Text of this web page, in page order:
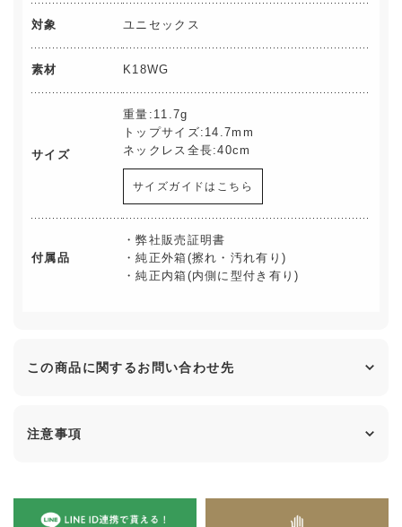
対象 ユニセックス
素材 K18WG
サイズ
重量:11.7g
トップサイズ:14.7mm
ネックレス全長:40cm
サイズガイドはこちら
付属品
・弊社販売証明書
・純正外箱(擦れ・汚れ有り)
・純正内箱(内側に型付き有り)
この商品に関するお問い合わせ先
注意事項